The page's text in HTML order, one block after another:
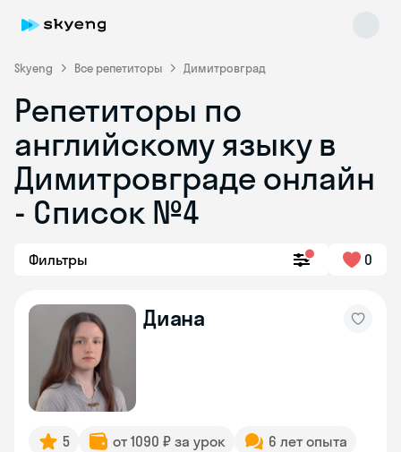
Skyeng Все репетиторы Димитровград
Репетиторы по
английскому языку в
Димитровграде онлайн
- Список №4
Фильтры 0
Диана
5 от 1090 ₽ за урок 6 лет опыта